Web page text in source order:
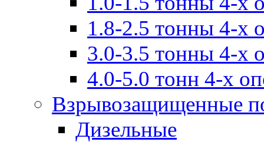
1.8-2.5 тонны 4-х
3.0-3.5 тонны 4-х
4.0-5.0 тонн 4-х
Взрывозащищенные
Дизельные